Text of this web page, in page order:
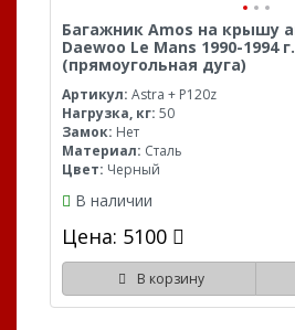
Багажник Amos на крышу
Daewoo Le Mans 1990-1994
(прямоугольная дуга)
Артикул: Astra + P120z
Нагрузка, кг: 50
Замок: Нет
Материал: Сталь
Цвет: Черный
В наличии
Цена: 5100
В корзину